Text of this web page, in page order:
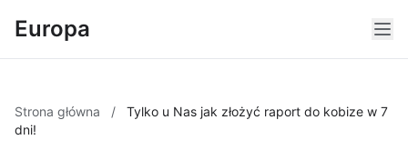
Europa
Strona główna /
Tylko u Nas jak złożyć raport do kobize w 7
dni!